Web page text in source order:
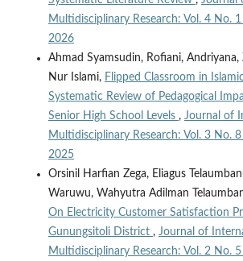
Multidisciplinary Research: Vol. 4 No.
2026
Ahmad Syamsudin, Rofiani, Andriyana,
Nur Islami, Flipped Classroom in
Systematic Review of Pedagogical
Senior High School Levels , Journal of
Multidisciplinary Research: Vol. 3 No.
2025
Orsinil Harfian Zega, Eliagus
Waruwu, Wahyutra Adilman
On Electricity Customer Satisfaction
Gunungsitoli District , Journal of
Multidisciplinary Research: Vol. 2 No.